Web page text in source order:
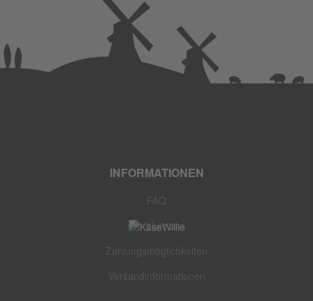
INFORMATIONEN
FAQ
Wir über uns
Zahlungsmöglichkeiten
Versandinformationen